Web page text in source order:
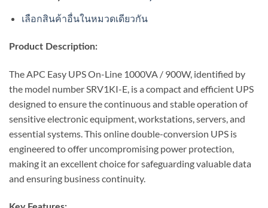
เลือกสินค้าอื่นในหมวดเดียวกัน
Product Description:
The APC Easy UPS On-Line 1000VA / 900W, identified by
the model number SRV1KI-E, is a compact and efficient UPS
designed to ensure the continuous and stable operation of
sensitive electronic equipment, workstations, servers, and
essential systems. This online double-conversion UPS is
engineered to offer uncompromising power protection,
making it an excellent choice for safeguarding valuable data
and ensuring business continuity.